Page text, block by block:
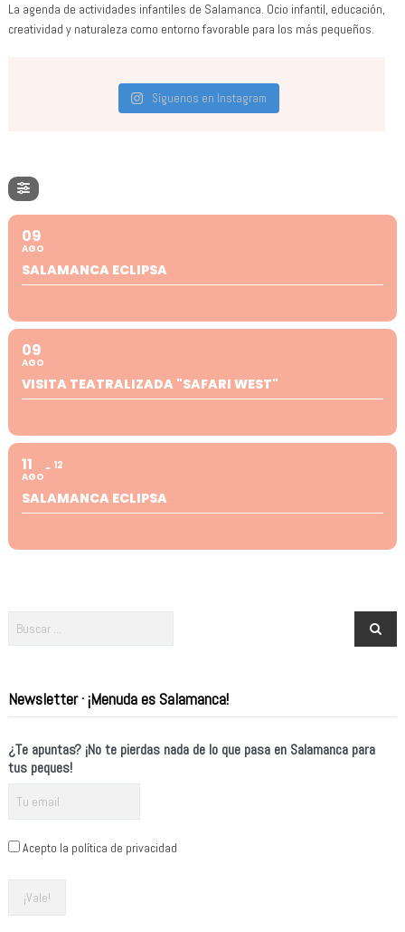
La agenda de actividades infantiles de Salamanca. Ocio infantil, educación,
creatividad y naturaleza como entorno favorable para los más pequeños.
Síguenos en Instagram
09
AGO
SALAMANCA ECLIPSA
09
AGO
VISITA TEATRALIZADA "SAFARI WEST"
11
AGO
12
SALAMANCA ECLIPSA
Newsletter · ¡Menuda es Salamanca!
¿Te apuntas? ¡No te pierdas nada de lo que pasa en Salamanca para
tus peques!
Acepto la política de privacidad